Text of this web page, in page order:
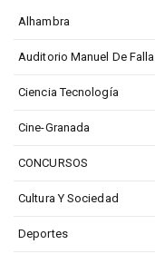
Alhambra
Auditorio Manuel De Falla
Ciencia Tecnología
Cine-Granada
CONCURSOS
Cultura Y Sociedad
Deportes